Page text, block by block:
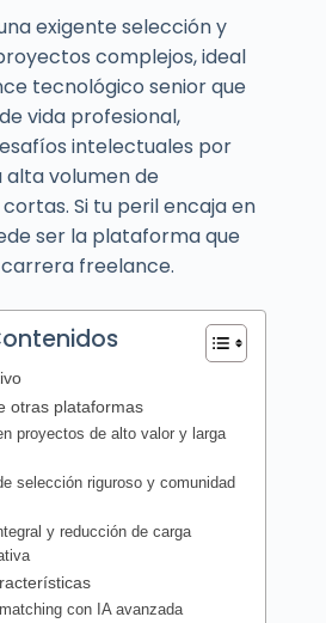
exigente selección y
complejos, ideal
tecnológico senior que
vida profesional,
intelectuales por
alta volumen de
Si tu peril encaja en
ser la plataforma que
freelance.
otras plataformas
proyectos de alto valor y larga
selección riguroso y comunidad
y reducción de carga
con IA avanzada